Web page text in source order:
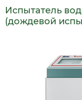
Испытатель
(дождевой